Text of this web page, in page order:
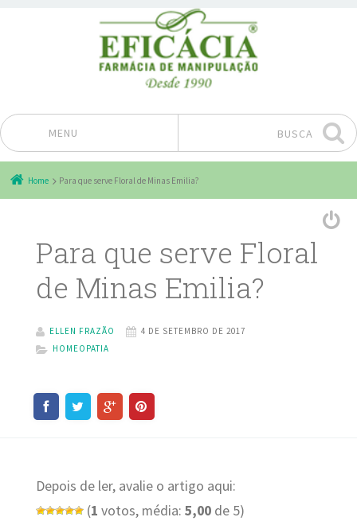
MENU
Pular para o conteúdo
BUSCA
Home Para que serve Floral de Minas Emilia?
Para que serve Floral
de Minas Emilia?
ELLEN FRAZÃO
4 DE SETEMBRO DE 2017
HOMEOPATIA
Depois de ler, avalie o artigo aqui:
(1 votos, média: 5,00de 5)